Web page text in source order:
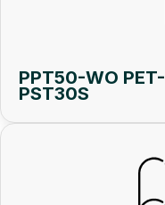
PPT50-WO PET-
PST30S